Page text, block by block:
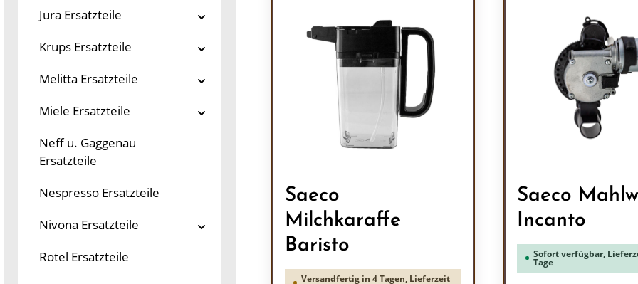
Jura Ersatzteile
Krups Ersatzteile
Melitta Ersatzteile
Miele Ersatzteile
Neff u. Gaggenau
Ersatzteile
Nespresso Ersatzteile
Nivona Ersatzteile
Rotel Ersatzteile
Saeco
Milchkaraffe
Baristo
Versandfertig in 4 Tagen, Lieferzeit
Saeco
Incanto
Sofort verfügbar,
Tage